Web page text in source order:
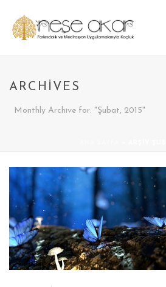
ARCHIVES
Monthly Archive for: "Şubat, 2015"